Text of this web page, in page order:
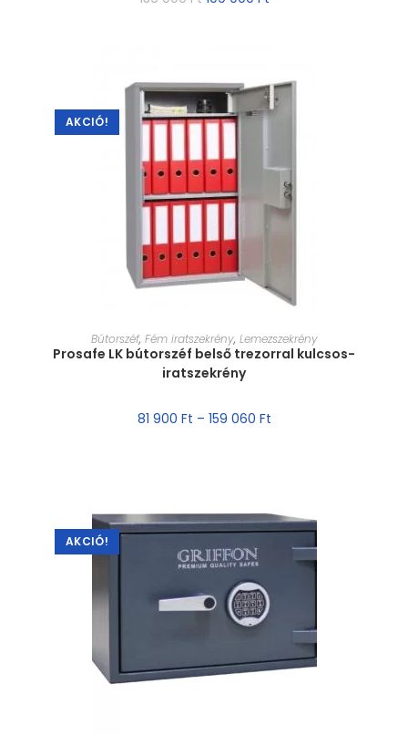
AKCIÓ!
MÉRET VÁLASZTÁSA
Bútorszéf, Fém iratszekrény, Lemezszekrény
Prosafe LK bútorszéf belső trezorral kulcsos-
iratszekrény
81 900 Ft – 159 060 Ft
AKCIÓ!